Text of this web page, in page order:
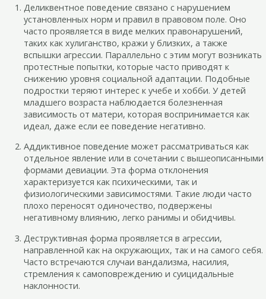
Деликвентное поведение связано с нарушением
установленных норм и правил в правовом поле. Оно
часто проявляется в виде мелких правонарушений,
таких как хулиганство, кражи у близких, а также
вспышки агрессии. Параллельно с этим могут возникать
протестные попытки, которые часто приводят к
снижению уровня социальной адаптации. Подобные
подростки теряют интерес к учебе и хобби. У детей
младшего возраста наблюдается болезненная
зависимость от матери, которая воспринимается как
идеал, даже если ее поведение негативно.
Аддиктивное поведение может рассматриваться как
отдельное явление или в сочетании с вышеописанными
формами девиации. Эта форма отклонения
характеризуется как психическими, так и
физиологическими зависимостями. Такие люди часто
плохо переносят одиночество, подвержены
негативному влиянию, легко ранимы и обидчивы.
Деструктивная форма проявляется в агрессии,
направленной как на окружающих, так и на самого себя.
Часто встречаются случаи вандализма, насилия,
стремления к самоповреждению и суицидальные
наклонности.